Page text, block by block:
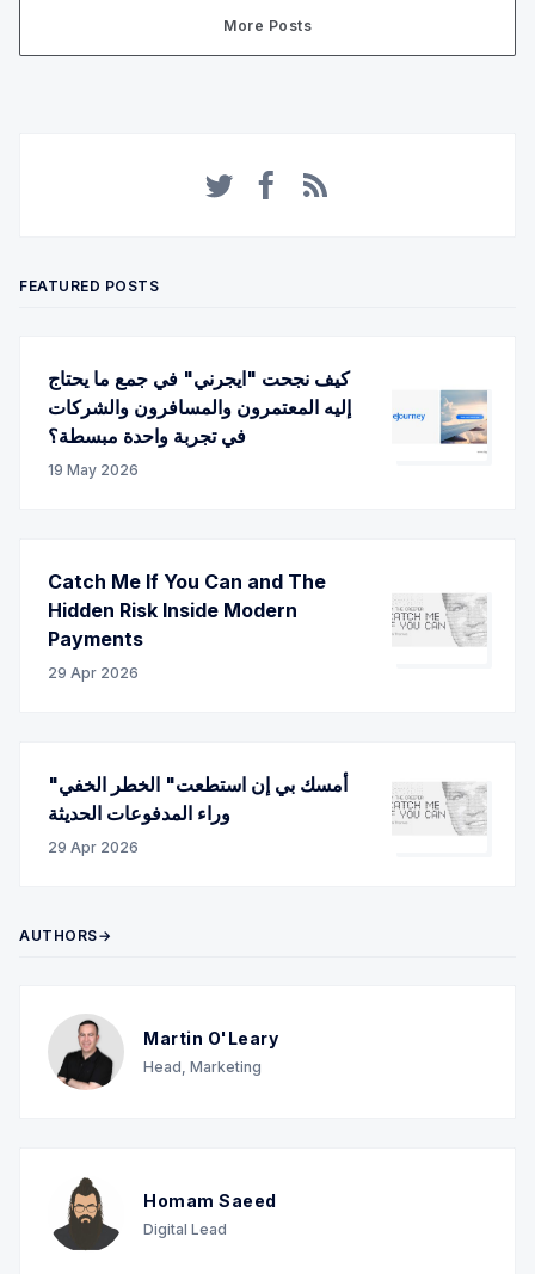
More Posts
FEATURED POSTS
كيف نجحت "ايجرني" في جمع ما يحتاج
إليه المعتمرون والمسافرون والشركات
في تجربة واحدة مبسطة؟
19 May 2026
Catch Me If You Can and The
Hidden Risk Inside Modern
Payments
29 Apr 2026
"أمسك بي إن استطعت" الخطر الخفي
وراء المدفوعات الحديثة
29 Apr 2026
AUTHORS→
Martin O'Leary
Head, Marketing
Homam Saeed
Digital Lead